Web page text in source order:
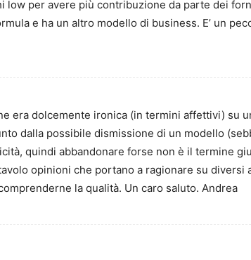
low per avere più contribuzione da parte dei
e ha un altro modello di business. E’ un
era dolcemente ironica (in termini affettivi) su
dalla possibile dismissione di un modello
quindi abbandonare forse non è il termine
opinioni che portano a ragionare su diversi
la qualità. Un caro saluto. Andrea